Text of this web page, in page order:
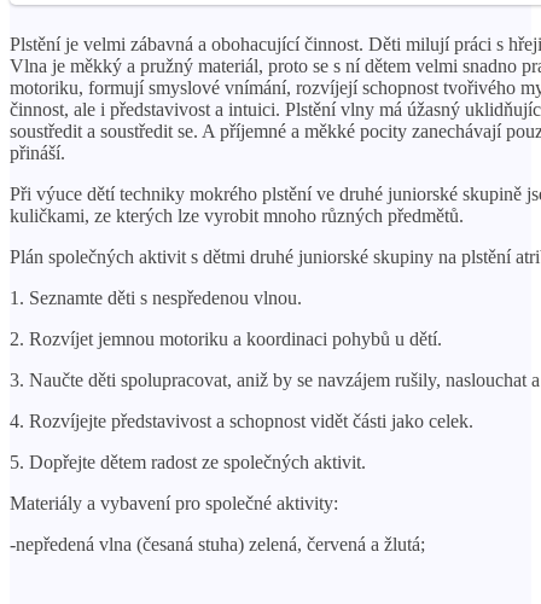
Plstění je velmi zábavná a obohacující činnost. Děti milují práci s
Vlna je měkký a pružný materiál, proto se s ní dětem velmi snadno
motoriku, formují smyslové vnímání, rozvíjejí schopnost tvořivého
činnost, ale i představivost a intuici. Plstění vlny má úžasný
soustředit a soustředit se. A příjemné a měkké pocity zanechávají
přináší.
Při výuce dětí techniky mokrého plstění ve druhé juniorské skupině
kuličkami, ze kterých lze vyrobit mnoho různých předmětů.
Plán společných aktivit s dětmi druhé juniorské skupiny na plstění
1. Seznamte děti s nespředenou vlnou.
2. Rozvíjet jemnou motoriku a koordinaci pohybů u dětí.
3. Naučte děti spolupracovat, aniž by se navzájem rušily, naslouchat
4. Rozvíjejte představivost a schopnost vidět části jako celek.
5. Dopřejte dětem radost ze společných aktivit.
Materiály a vybavení pro společné aktivity:
-nepředená vlna (česaná stuha) zelená, červená a žlutá;